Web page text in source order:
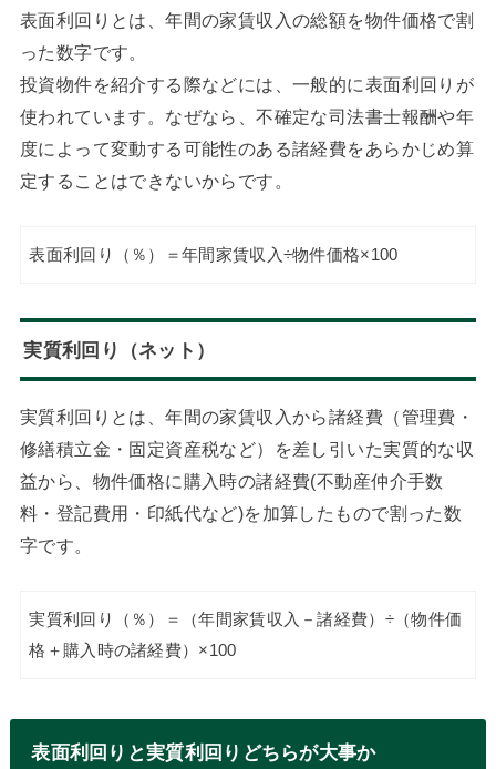
表面利回りとは、年間の家賃収入の総額を物件価格で割
った数字です。
投資物件を紹介する際などには、一般的に表面利回りが
使われています。なぜなら、不確定な司法書士報酬や年
度によって変動する可能性のある諸経費をあらかじめ算
定することはできないからです。
表面利回り（％）＝年間家賃収入÷物件価格×100
実質利回り（ネット）
実質利回りとは、年間の家賃収入から諸経費（管理費・
修繕積立金・固定資産税など）を差し引いた実質的な収
益から、物件価格に購入時の諸経費(不動産仲介手数
料・登記費用・印紙代など)を加算したもので割った数
字です。
実質利回り（％）＝（年間家賃収入－諸経費）÷（物件価
格＋購入時の諸経費）×100
表面利回りと実質利回りどちらが大事か